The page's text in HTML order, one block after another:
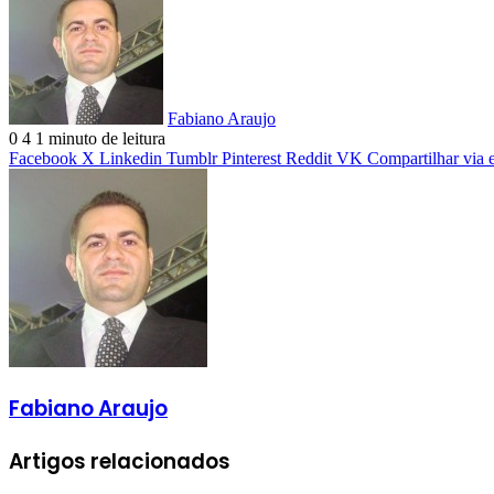
Fabiano Araujo
0 4 1 minuto de leitura
Facebook X Linkedin Tumblr Pinterest Reddit VK Compartilhar via
Fabiano Araujo
Artigos relacionados